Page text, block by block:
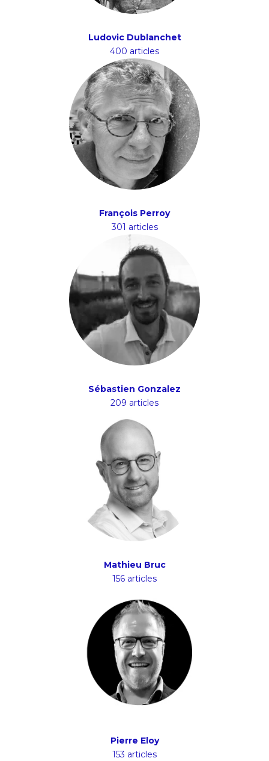
Ludovic Dublanchet
400 articles
François Perroy
301 articles
Sébastien Gonzalez
209 articles
Mathieu Bruc
156 articles
Pierre Eloy
153 articles